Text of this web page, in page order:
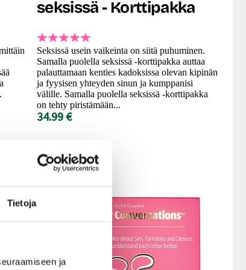
Tietoja
ja
seksissä - Korttipakka
Seksissä usein vaikeinta on siitä puhuminen.
Samalla puolella seksissä -korttipakka auttaa
palauttamaan kenties kadoksissa olevan kipinän
ja fyysisen yhteyden sinun ja kumppanisi
välille. Samalla puolella seksissä -korttipakka
on tehty piristämään...
34.99 €